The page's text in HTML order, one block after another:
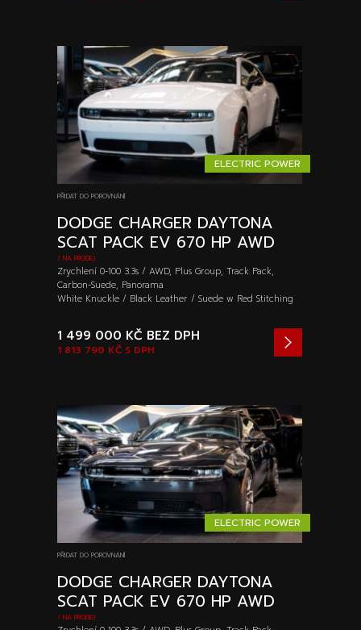
ELECTRIC POWER
PŘIDAT DO POROVNÁNÍ
DODGE CHARGER DAYTONA
SCAT PACK EV 670 HP AWD
/ NA PRODEJ
Zrychlení 0-100 3.3s / AWD, Plus Group, Track Pack,
Carbon-Suede, Panorama
White Knuckle / Black Leather / Suede w Red Stitching
1 813 790 KČ S DPH
1 499 000 KČ BEZ DPH
ELECTRIC POWER
PŘIDAT DO POROVNÁNÍ
DODGE CHARGER DAYTONA
SCAT PACK EV 670 HP AWD
/ NA PRODEJ